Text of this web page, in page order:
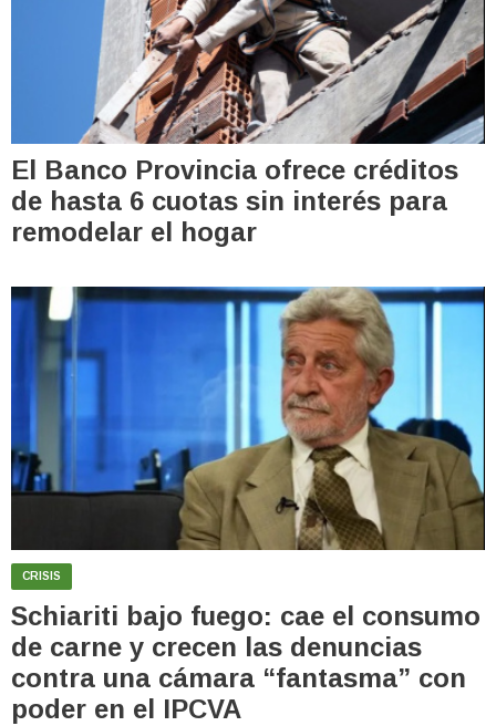
El Banco Provincia ofrece créditos
de hasta 6 cuotas sin interés para
remodelar el hogar
CRISIS
Schiariti bajo fuego: cae el consumo
de carne y crecen las denuncias
contra una cámara “fantasma” con
poder en el IPCVA